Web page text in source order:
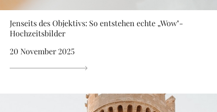
Jenseits des Objektivs: So entstehen echte „Wow"-
Hochzeitsbilder
20 November 2025